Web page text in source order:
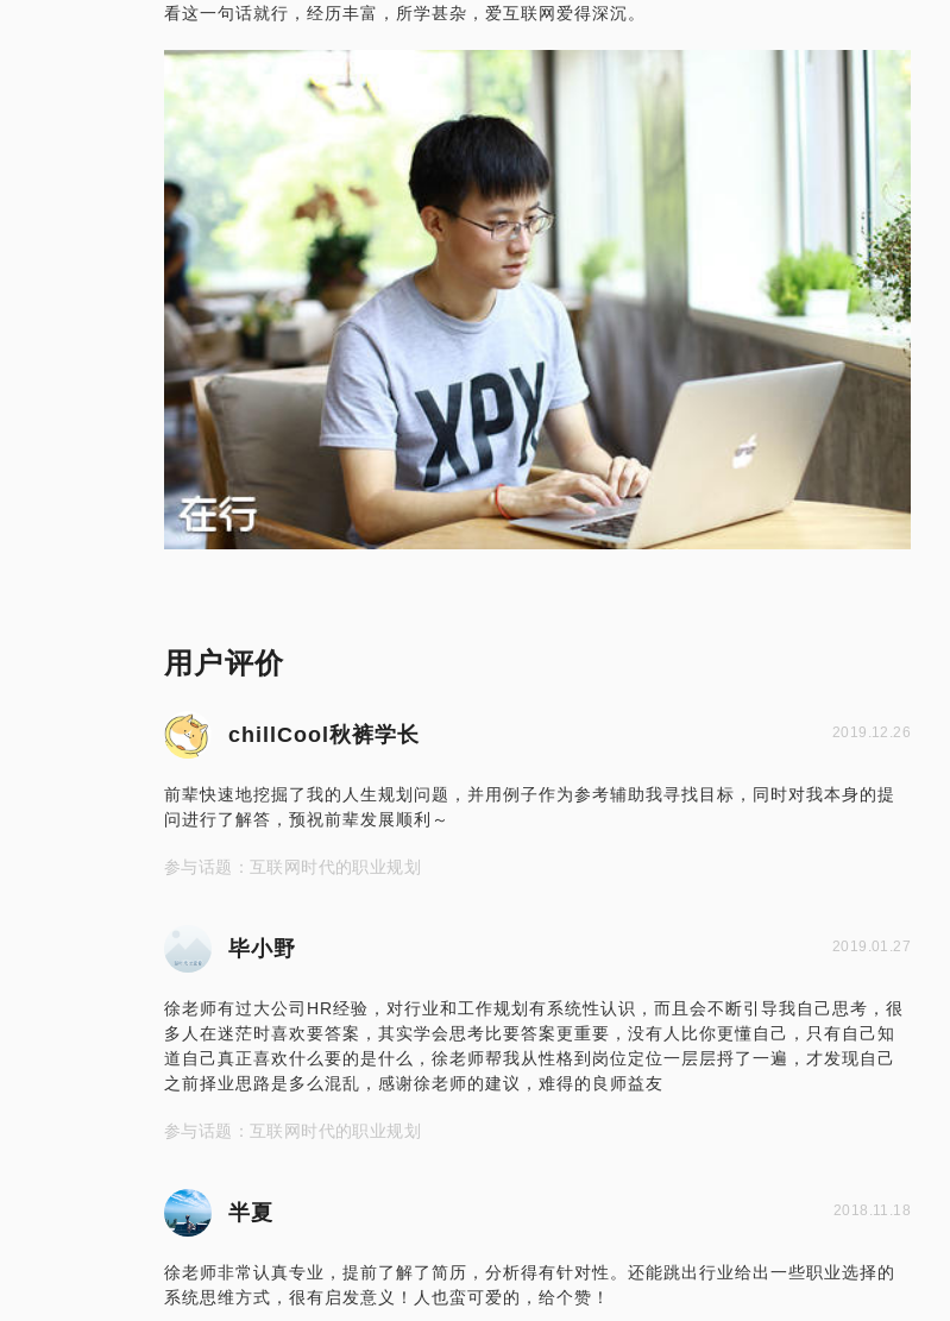
看这一句话就行，经历丰富，所学甚杂，爱互联网爱得深沉。
用户评价
chillCool秋裤学长 2019.12.26
前辈快速地挖掘了我的人生规划问题，并用例子作为参考辅助我寻找目标，同时对我本身的提
问进行了解答，预祝前辈发展顺利～
参与话题：互联网时代的职业规划
毕小野 2019.01.27
徐老师有过大公司HR经验，对行业和工作规划有系统性认识，而且会不断引导我自己思考，很
多人在迷茫时喜欢要答案，其实学会思考比要答案更重要，没有人比你更懂自己，只有自己知
道自己真正喜欢什么要的是什么，徐老师帮我从性格到岗位定位一层层捋了一遍，才发现自己
之前择业思路是多么混乱，感谢徐老师的建议，难得的良师益友
参与话题：互联网时代的职业规划
半夏 2018.11.18
徐老师非常认真专业，提前了解了简历，分析得有针对性。还能跳出行业给出一些职业选择的
系统思维方式，很有启发意义！人也蛮可爱的，给个赞！